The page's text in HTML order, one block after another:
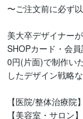
〜ご注文前に必ず
美大卒デザイナーが
SHOPカード・会
0円(片面)で制作い
したデザイン戦略
【医院/整体治療院】
【美容室・サロン】